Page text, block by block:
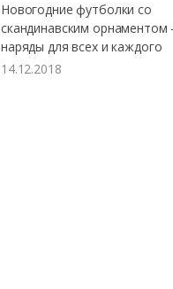
Новогодние футболки со
скандинавским орнаментом
наряды для всех и каждого
14.12.2018